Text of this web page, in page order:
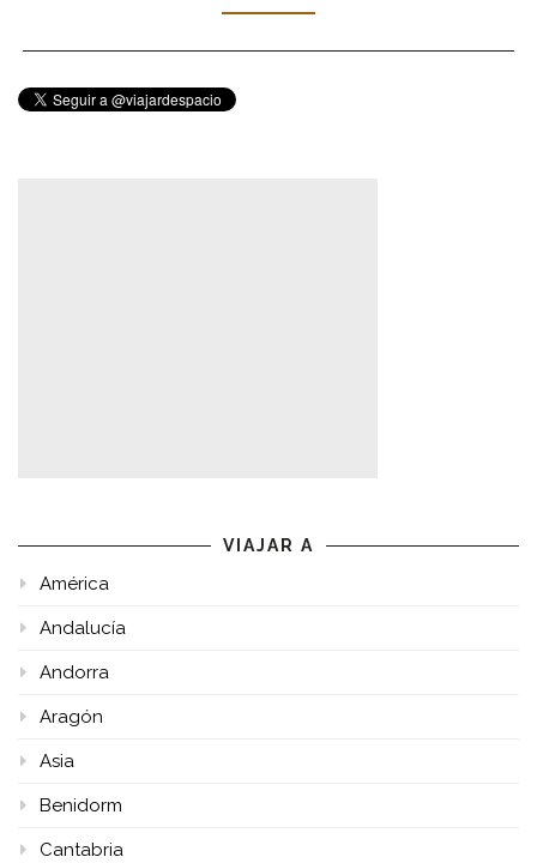
VIAJAR A
América
Andalucía
Andorra
Aragón
Asia
Benidorm
Cantabria